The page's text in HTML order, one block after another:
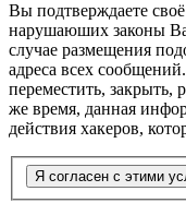
Вы подтверждаете
нарушаюших законы
случае размещения
адреса всех
переместить, закрыть,
же время, данная
действия хакеров,